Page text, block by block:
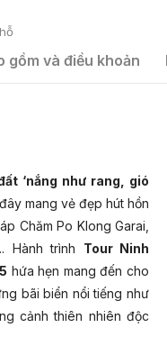
gồm và điều khoản
‘nắng như rang, gió
mang vẻ đẹp hút hồn
Chăm Po Klong Garai,
Hành trình Tour Ninh
hứa hẹn mang đến cho
bãi biển nổi tiếng như
cảnh thiên nhiên độc